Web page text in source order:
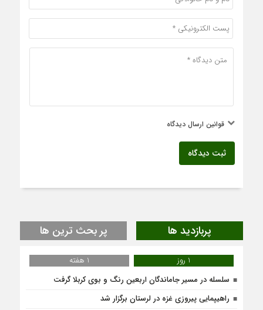
قوانین ارسال دیدگاه
ثبت دیدگاه
پربازدید ها پر بحث ترین ها
1 روز
1 هفته
سلسله در مسیر جاماندگان اربعین رنگ و بوی کربلا گرفت
راهیپمایی پیروزی غزه در لرستان برگزار شد